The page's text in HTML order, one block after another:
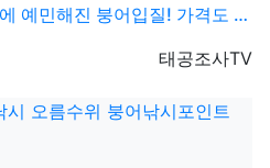
해진 붕어입질! 가격도 저렴한 이 낚…
등록자
태공조사TV